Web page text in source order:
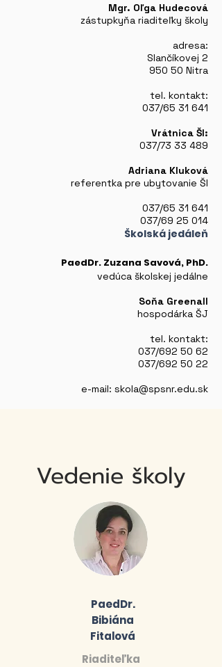
Vedenie školy
PaedDr.
Bibiána
Fitalová
Riaditeľka
Mgr. Oľga Hudecová
zástupkyňa riaditeľky školy
adresa:
Slančíkovej 2
950 50 Nitra
tel. kontakt:
037/65 31 641
Vrátnica ŠI:
037/73 33 489
Adriana Kluková
referentka pre ubytovanie ŠI
037/65 31 641
037/69 25 014
Školská jedáleň
PaedDr. Zuzana Savová, PhD.
vedúca školskej jedálne
Soňa Greenall
hospodárka ŠJ
tel. kontakt:
037/692 50 62
037/692 50 22
e-mail: skola@spsnr.edu.sk